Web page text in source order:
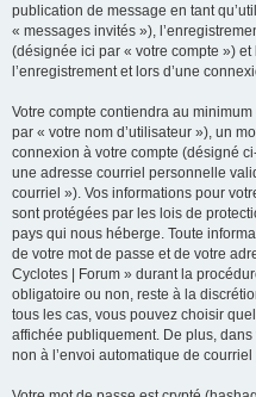
publication de message en tant
« messages invités »),
(désignée ici par « votre compte »)
l’enregistrement et lors d’une
Votre compte contiendra au
par « votre nom d’utilisateur »), un
connexion à votre compte (désigné
une adresse courriel personnelle
courriel »). Vos informations pour
sont protégées par les lois de
pays qui nous héberge. Toute
de votre mot de passe et de votre
Cyclotes | Forum » durant la
obligatoire ou non, reste à la
tous les cas, vous pouvez choisir
affichée publiquement. De plus,
non à l’envoi automatique de